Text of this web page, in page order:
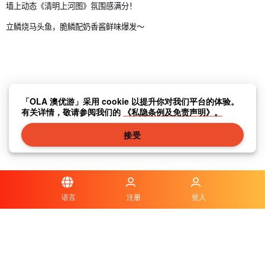
墙上动态《清明上河图》氛围感满分！
立鳞烧马头鱼，脆鳞配奶香酱鲜味爆发～
语言 注册 登入
「OLA 澳优游」采用 cookie 以提升你对我们平台的体验。
有关详情，敬请参阅我们的 《私隐条例及免责声明》。
接受